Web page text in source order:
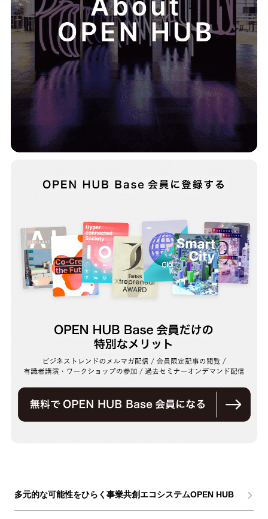
多元的な可能性をひらく事業共創エコシステムOPEN HUB